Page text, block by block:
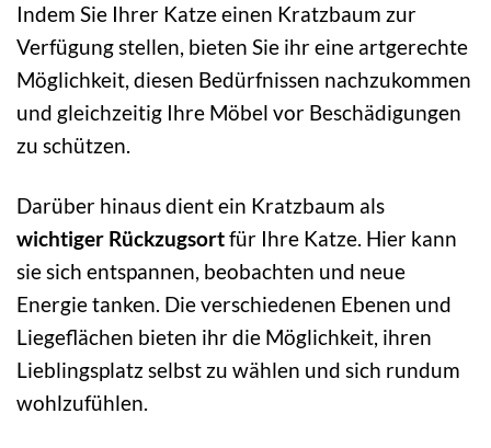
Indem Sie Ihrer Katze einen Kratzbaum zur
Verfügung stellen, bieten Sie ihr eine artgerechte
Möglichkeit, diesen Bedürfnissen nachzukommen
und gleichzeitig Ihre Möbel vor Beschädigungen
zu schützen.
Darüber hinaus dient ein Kratzbaum als
wichtiger Rückzugsortfür Ihre Katze. Hier kann
sie sich entspannen, beobachten und neue
Energie tanken. Die verschiedenen Ebenen und
Liegeflächen bieten ihr die Möglichkeit, ihren
Lieblingsplatz selbst zu wählen und sich rundum
wohlzufühlen.